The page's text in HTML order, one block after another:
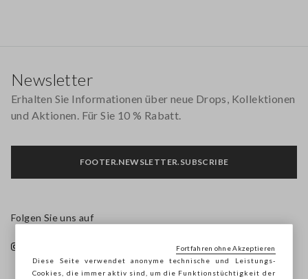
Newsletter
Erhalten Sie Informationen über neue Drops, Kollektionen
und Aktionen. Für Sie 10 % Rabatt.
FOOTER.NEWSLETTER.SUBSCRIBE
Folgen Sie uns auf
Diese Seite verwendet anonyme technische und Leistungs-
Cookies, die immer aktiv sind, um die Funktionstüchtigkeit der
Fortfahren ohne Akzeptieren